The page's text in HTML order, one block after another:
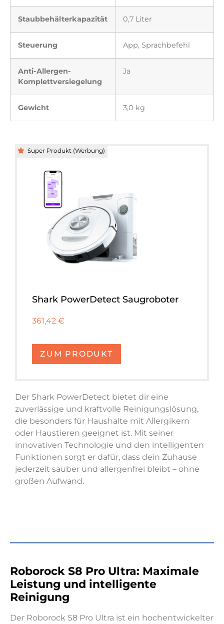
Staubbehälterkapazität 0,7 Liter
Steuerung App, Sprachbefehl
Anti-Allergen-
Komplettversiegelung
Ja
Gewicht 3,0 kg
Shark PowerDetect Saugroboter
361,42 €
ZUM PRODUKT
Super Produkt (Werbung)
Der Shark PowerDetect bietet dir eine
zuverlässige und kraftvolle Reinigungslösung,
die besonders für Haushalte mit Allergikern
oder Haustieren geeignet ist. Mit seiner
innovativen Technologie und den intelligenten
Funktionen sorgt er dafür, dass dein Zuhause
jederzeit sauber und allergenfrei bleibt – ohne
großen Aufwand.
Roborock S8 Pro Ultra: Maximale
Leistung und intelligente
Reinigung
Der Roborock S8 Pro Ultra ist ein hochentwickelter